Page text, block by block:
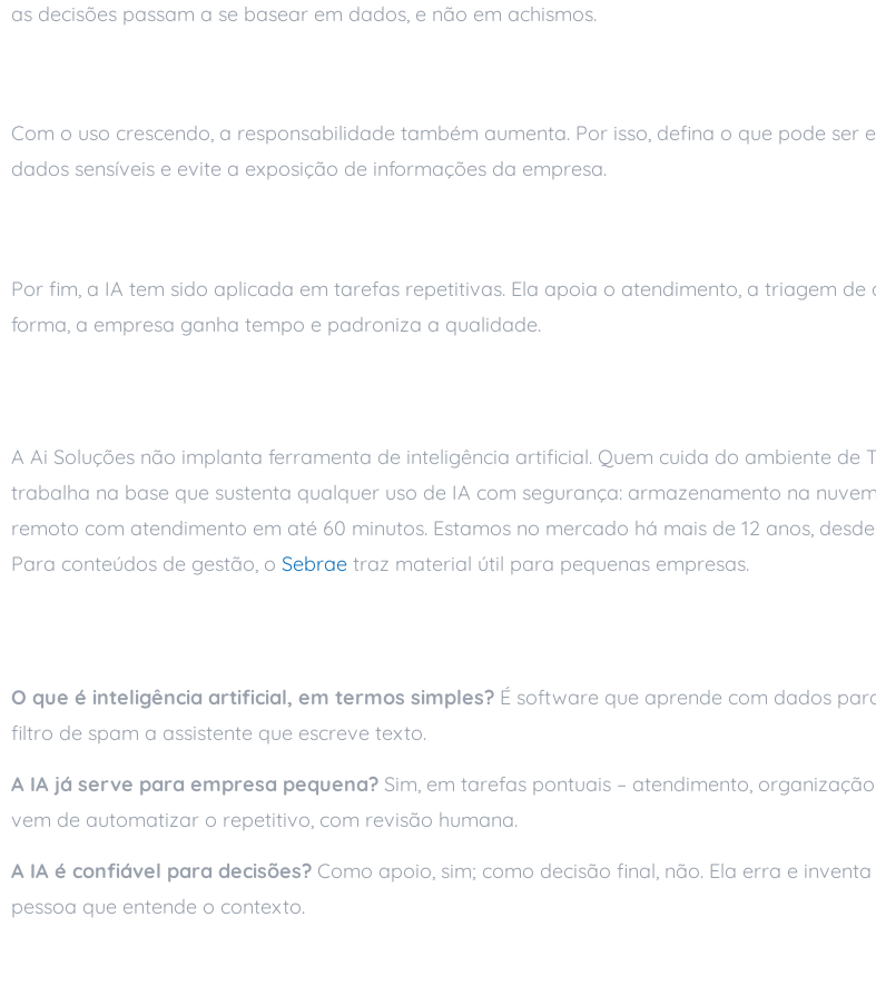
as decisões passam a se basear em dados, e não em achismos.
Com o uso crescendo, a responsabilidade também aumenta. Por isso, defina o que pode ser
dados sensíveis e evite a exposição de informações da empresa.
Por fim, a IA tem sido aplicada em tarefas repetitivas. Ela apoia o atendimento, a triagem de
forma, a empresa ganha tempo e padroniza a qualidade.
A Ai Soluções não implanta ferramenta de inteligência artificial. Quem cuida do ambiente de
trabalha na base que sustenta qualquer uso de IA com segurança: armazenamento na
remoto com atendimento em até 60 minutos. Estamos no mercado há mais de 12 anos, desde
Para conteúdos de gestão, o Sebrae traz material útil para pequenas empresas.
O que é inteligência artificial, em termos simples? É software que aprende com dados
filtro de spam a assistente que escreve texto.
A IA já serve para empresa pequena? Sim, em tarefas pontuais – atendimento,
vem de automatizar o repetitivo, com revisão humana.
A IA é confiável para decisões? Como apoio, sim; como decisão final, não. Ela erra e
pessoa que entende o contexto.